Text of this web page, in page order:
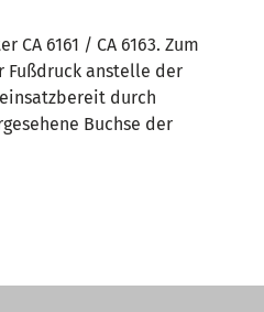
CA 6161 / CA 6163. Zum
Fußdruck anstelle der
durch
Buchse der